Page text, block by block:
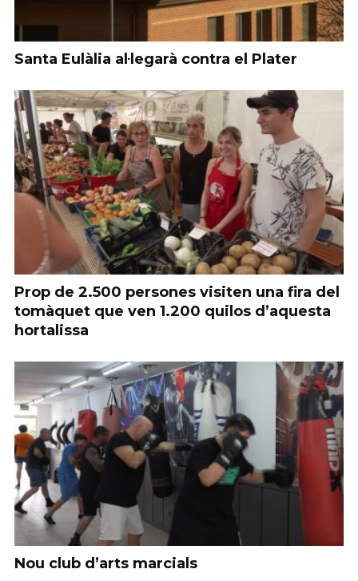
Santa Eulàlia al·legarà contra el Plater
Prop de 2.500 persones visiten una fira del
tomàquet que ven 1.200 quilos d’aquesta
hortalissa
Nou club d’arts marcials